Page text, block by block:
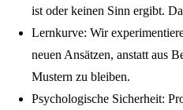
ist oder keinen Sinn ergibt.
Lernkurve: Wir
neuen Ansätzen, anstatt aus
Mustern zu bleiben.
Psychologische Sicherheit: